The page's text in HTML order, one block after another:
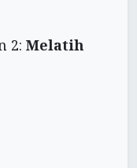
2: Melatih